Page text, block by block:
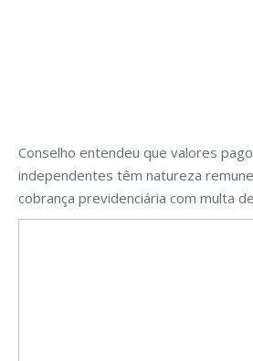
Conselho entendeu que valores
independentes têm natureza
cobrança previdenciária com multa